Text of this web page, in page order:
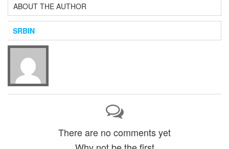
ABOUT THE AUTHOR
SRBIN
There are no comments yet